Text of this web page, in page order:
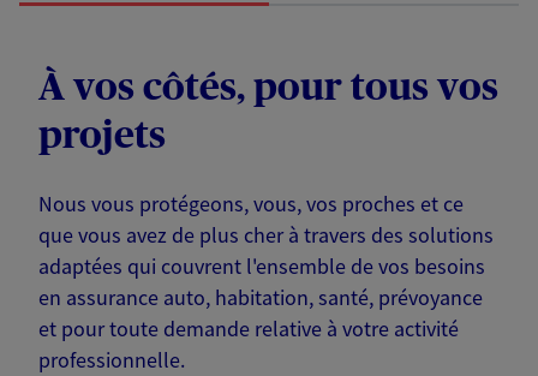
À vos côtés, pour tous vos
projets
Nous vous protégeons, vous, vos proches et ce
que vous avez de plus cher à travers des solutions
adaptées qui couvrent l'ensemble de vos besoins
en assurance auto, habitation, santé, prévoyance
et pour toute demande relative à votre activité
professionnelle.